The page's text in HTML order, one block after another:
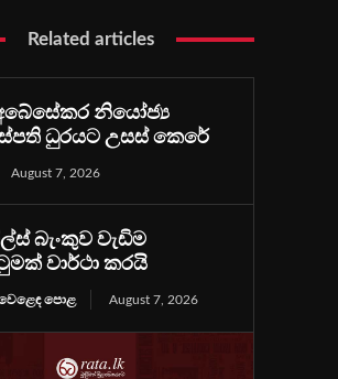
Related articles
නියෝජ්‍ය
ධුරයට උසස් කෙරේ
August 7, 2026
බැංකුව වැඩිම
වාර්ථා කරයි
පොළ August 7, 2026